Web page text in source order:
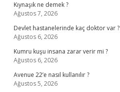
Kıynaşık ne demek ?
Ağustos 7, 2026
Devlet hastanelerinde kaç doktor var ?
Ağustos 6, 2026
Kumru kuşu insana zarar verir mi ?
Ağustos 6, 2026
Avenue 22’e nasıl kullanılır ?
Ağustos 5, 2026